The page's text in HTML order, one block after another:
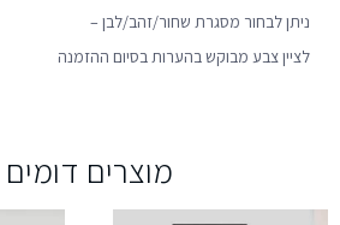
ניתן לבחור מסגרת שחור/זהב/לבן –
לציין צבע מבוקש בהערות בסיום ההזמנה
מוצרים דומים